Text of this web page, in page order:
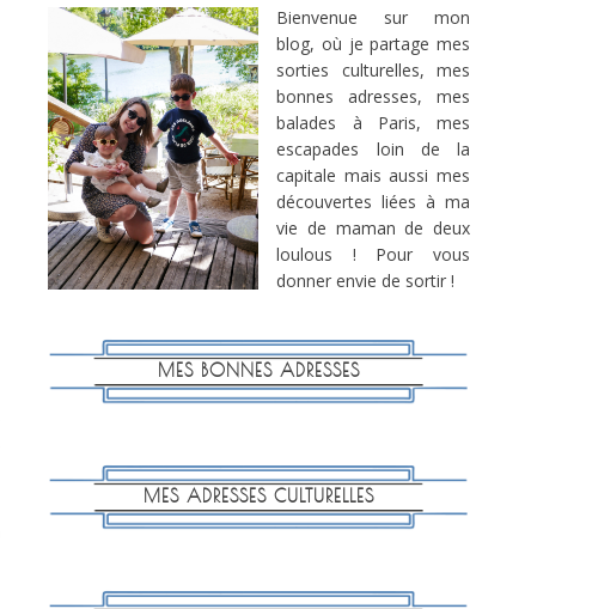
Bienvenue sur mon
blog, où je partage mes
sorties culturelles, mes
bonnes adresses, mes
balades à Paris, mes
escapades loin de la
capitale mais aussi mes
découvertes liées à ma
vie de maman de deux
loulous ! Pour vous
donner envie de sortir !
MES BONNES ADRESSES
MES ADRESSES CULTURELLES